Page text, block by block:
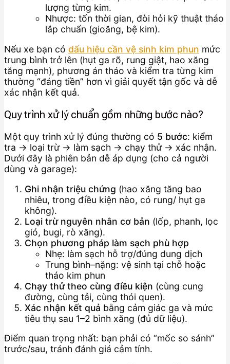
lượng từng kim.
Nhược: tốn thời gian, đòi hỏi kỹ thuật tháo
lắp chuẩn (gioăng, bệ kim).
Nếu xe bạn có dấu hiệu cần vệ sinh kim phun mức
trung bình trở lên (hụt ga rõ, rung giật, hao xăng
tăng mạnh), phương án tháo và kiểm tra từng kim
thường “đáng tiền” hơn vì giải quyết tận gốc và dễ
xác nhận kết quả.
Quy trình xử lý chuẩn gồm những bước nào?
Một quy trình xử lý đúng thường có 5 bước: kiểm
tra → loại trừ → làm sạch → chạy thử → xác nhận.
Dưới đây là phiên bản dễ áp dụng (cho cả người
dùng và garage):
Ghi nhận triệu chứng (hao xăng tăng bao
nhiêu, trong điều kiện nào, có rung/ hụt ga
không).
Loại trừ nguyên nhân cơ bản (lốp, phanh, lọc
gió, bugi, rò xăng).
Chọn phương pháp làm sạch phù hợp
Nhẹ: làm sạch hỗ trợ/đúng dung dịch
Trung bình–nặng: vệ sinh tại chỗ hoặc
tháo kim phun
Chạy thử theo cùng điều kiện (cùng cung
đường, cùng tải, cùng thói quen).
Xác nhận kết quả bằng cảm giác ga và mức
tiêu thụ sau 1–2 bình xăng (đủ dữ liệu).
Điểm quan trọng nhất: bạn phải có “mốc so sánh”
trước/sau, tránh đánh giá cảm tính.